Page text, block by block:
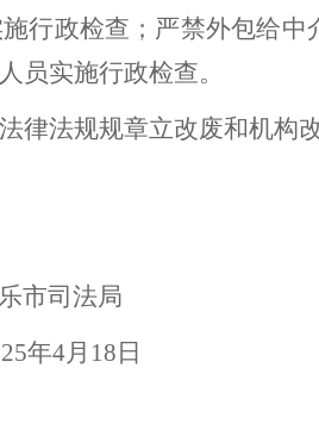
行政检查；严禁外包给
员实施行政检查。
律法规规章立改废和机构
市司法局
年4月 18 日